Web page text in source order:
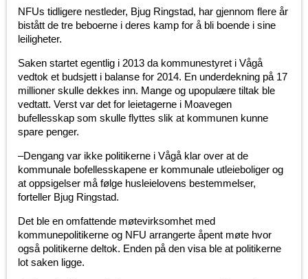
NFUs tidligere nestleder, Bjug Ringstad, har gjennom flere år
bistått de tre beboerne i deres kamp for å bli boende i sine
leiligheter.
Saken startet egentlig i 2013 da kommunestyret i Vågå
vedtok et budsjett i balanse for 2014. En underdekning på 17
millioner skulle dekkes inn. Mange og upopulære tiltak ble
vedtatt. Verst var det for leietagerne i Moavegen
bufellesskap som skulle flyttes slik at kommunen kunne
spare penger.
–Dengang var ikke politikerne i Vågå klar over at de
kommunale bofellesskapene er kommunale utleieboliger og
at oppsigelser må følge husleielovens bestemmelser,
forteller Bjug Ringstad.
Det ble en omfattende møtevirksomhet med
kommunepolitikerne og NFU arrangerte åpent møte hvor
også politikerne deltok. Enden på den visa ble at politikerne
lot saken ligge.